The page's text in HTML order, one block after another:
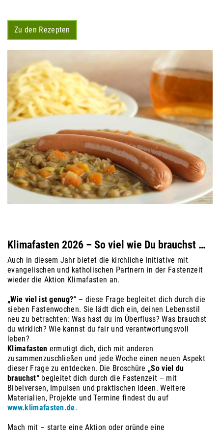
Zu den Rezepten
Klimafasten 2026 – So viel wie Du brauchst …
Auch in diesem Jahr bietet die kirchliche Initiative mit
evangelischen und katholischen Partnern in der Fastenzeit
wieder die Aktion Klimafasten an.
„Wie viel ist genug?“ – diese Frage begleitet dich durch die
sieben Fastenwochen. Sie lädt dich ein, deinen Lebensstil
neu zu betrachten: Was hast du im Überfluss? Was brauchst
du wirklich? Wie kannst du fair und verantwortungsvoll
leben?
Klimafasten ermutigt dich, dich mit anderen
zusammenzuschließen und jede Woche einen neuen Aspekt
dieser Frage zu entdecken. Die Broschüre „So viel du
brauchst“begleitet dich durch die Fastenzeit – mit
Bibelversen, Impulsen und praktischen Ideen. Weitere
Materialien, Projekte und Termine findest du auf
www.klimafasten.de.
Mach mit – starte eine Aktion oder gründe eine